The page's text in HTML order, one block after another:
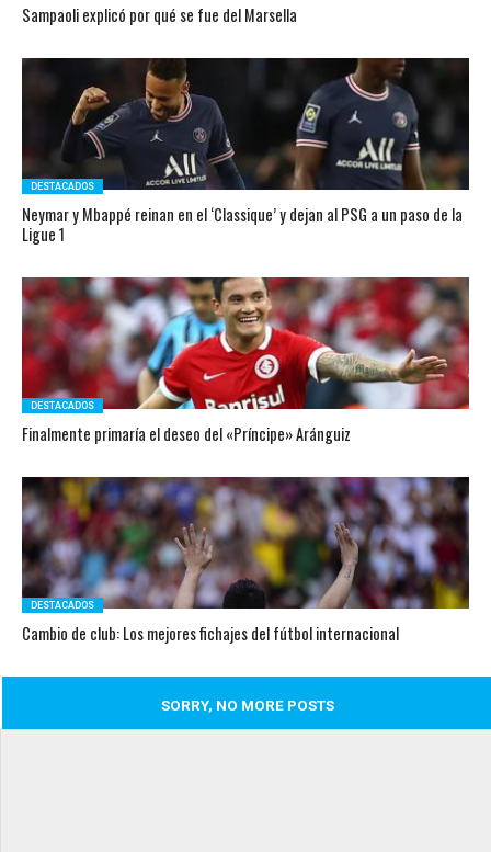
Sampaoli explicó por qué se fue del Marsella
DESTACADOS
Neymar y Mbappé reinan en el ‘Classique’ y dejan al PSG a un paso de la
Ligue 1
DESTACADOS
Finalmente primaría el deseo del «Príncipe» Aránguiz
DESTACADOS
Cambio de club: Los mejores fichajes del fútbol internacional
SORRY, NO MORE POSTS